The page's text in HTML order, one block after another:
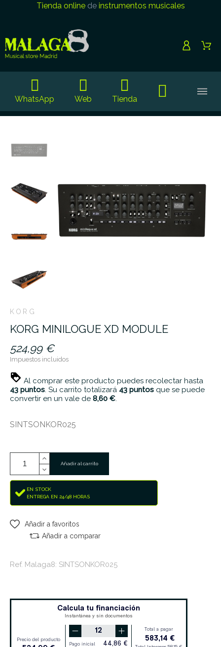
Tienda onlinede instrumentos musicales
WhatsApp Web Tienda
KORG
KORG MINILOGUE XD MODULE
524,99 €
Impuestos incluidos
Al comprar este producto puedes recolectar hasta
43 puntos. Su carrito totalizará 43 puntos que se puede
convertir en un vale de 8,60 €.
SINTSONKOR025
Añadir al carrito
EN STOCK
ENTREGA EN 24/48 HORAS
Añadir a favoritos
Añadir a comparar
Ref. Malaga8: SINTSONKOR025